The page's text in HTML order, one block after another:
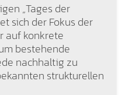
„Tages der
sich der Fokus der
auf konkrete
bestehende
nachhaltig zu
strukturellen